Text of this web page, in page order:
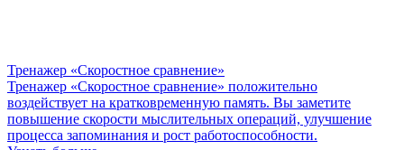
Тренажер «Скоростное сравнение»
Тренажер «Скоростное сравнение» положительно
воздействует на кратковременную память. Вы заметите
повышение скорости мыслительных операций, улучшение
процесса запоминания и рост работоспособности.